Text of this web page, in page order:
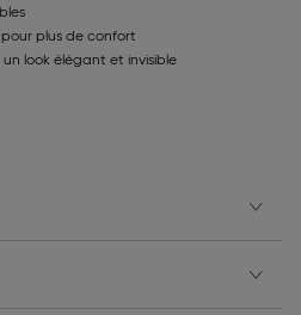
plus de confort
look élégant et invisible